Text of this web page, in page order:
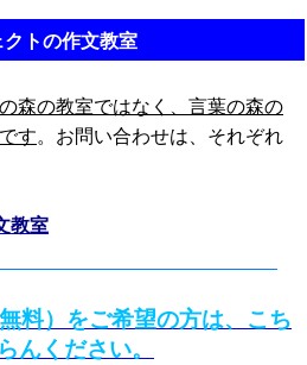
トの作文教室
森の教室ではなく、言葉の森の
す。お問い合わせは、それぞれ
教室
料）をご希望の方は、こち
んください。